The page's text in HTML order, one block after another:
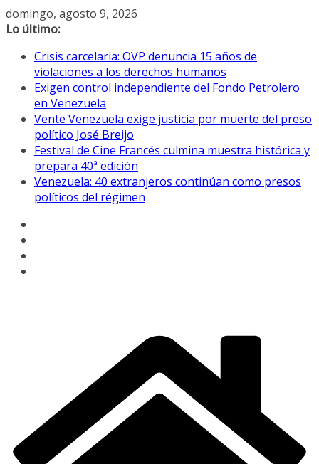
Saltar
al
domingo, agosto 9, 2026
Lo último:
Crisis carcelaria: OVP denuncia 15 años de
violaciones a los derechos humanos
Exigen control independiente del Fondo Petrolero
en Venezuela
Vente Venezuela exige justicia por muerte del preso
político José Breijo
Festival de Cine Francés culmina muestra histórica y
prepara 40ª edición
Venezuela: 40 extranjeros continúan como presos
políticos del régimen